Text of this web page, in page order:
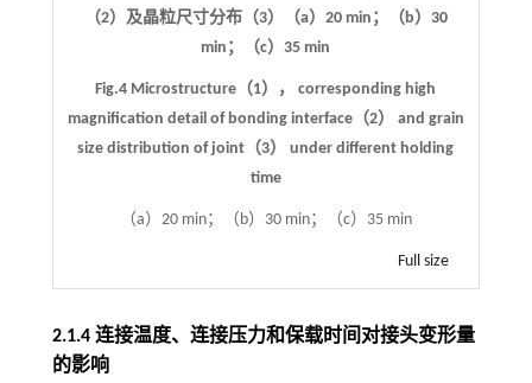
（2）及晶粒尺寸分布（3）（a）20 min；（b）30
min；（c）35 min
Fig.4 Microstructure（1）， corresponding high
magnification detail of bonding interface（2） and grain
size distribution of joint（3） under different holding
time
（a）20 min；（b）30 min；（c）35 min
Full size
2.1.4 连接温度、连接压力和保载时间对接头变形量
的影响